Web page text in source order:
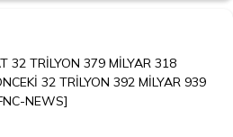
32 TRİLYON 379 MİLYAR 318
32 TRİLYON 392 MİLYAR 939
NEWS]